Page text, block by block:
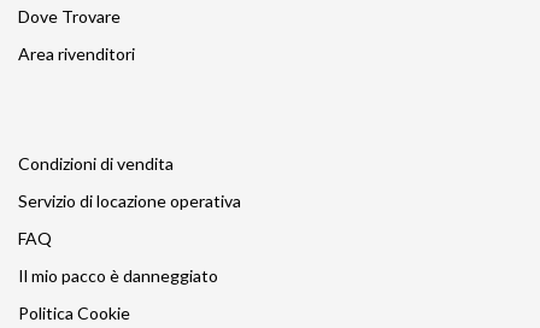
Dove Trovare
Area rivenditori
Condizioni di vendita
Servizio di locazione operativa
FAQ
Il mio pacco è danneggiato
Politica Cookie